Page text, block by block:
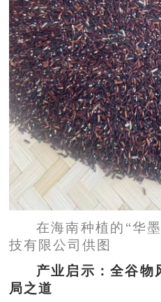
在海南种植的“华
技有限公司供图
产业启示：全谷物
局之道